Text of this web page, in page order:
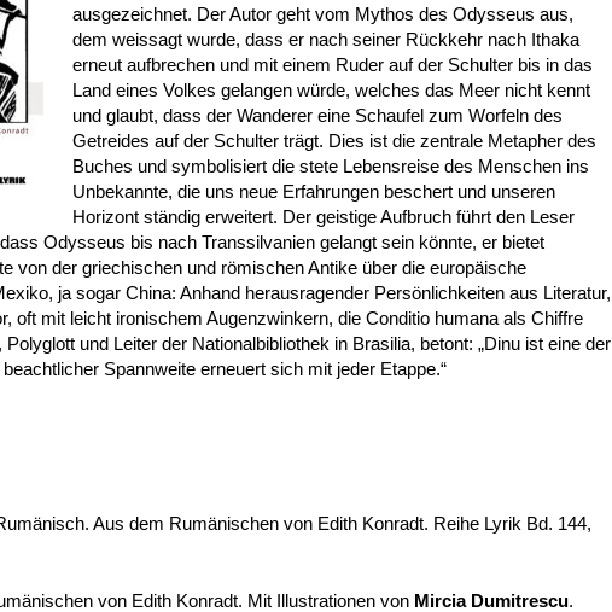
ausgezeichnet. Der Autor geht vom Mythos des Odysseus aus,
dem weissagt wurde, dass er nach seiner Rückkehr nach Ithaka
erneut aufbrechen und mit einem Ruder auf der Schulter bis in das
Land eines Volkes gelangen würde, welches das Meer nicht kennt
und glaubt, dass der Wanderer eine Schaufel zum Worfeln des
Getreides auf der Schulter trägt. Dies ist die zentrale Metapher des
Buches und symbolisiert die stete Lebensreise des Menschen ins
Unbekannte, die uns neue Erfahrungen beschert und unseren
Horizont ständig erweitert. Der geistige Aufbruch führt den Leser
Odysseus bis nach Transsilvanien gelangt sein könnte, er bietet
von der griechischen und römischen Antike über die europäische
ja sogar China: Anhand herausragender Persönlichkeiten aus Literatur,
oft mit leicht ironischem Augenzwinkern, die Conditio humana als Chiffre
und Leiter der Nationalbibliothek in Brasilia, betont: „Dinu ist eine der
Spannweite erneuert sich mit jeder Etappe.“
Aus dem Rumänischen von Edith Konradt. Reihe Lyrik Bd. 144,
von Edith Konradt. Mit Illustrationen von Mircia Dumitrescu.